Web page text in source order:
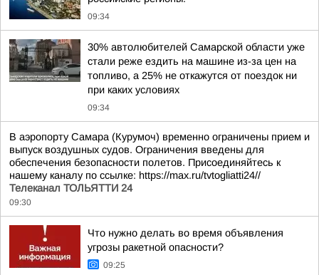
09:34
30% автолюбителей Самарской области уже
стали реже ездить на машине из-за цен на
топливо, а 25% не откажутся от поездок ни
при каких условиях
09:34
В аэропорту Самара (Курумоч) временно ограничены прием и
выпуск воздушных судов. Ограничения введены для
обеспечения безопасности полетов. Присоединяйтесь к
нашему каналу по ссылке: https://max.ru/tvtogliatti24//
Телеканал ТОЛЬЯТТИ 24
09:30
Что нужно делать во время объявления
угрозы ракетной опасности?
09:25